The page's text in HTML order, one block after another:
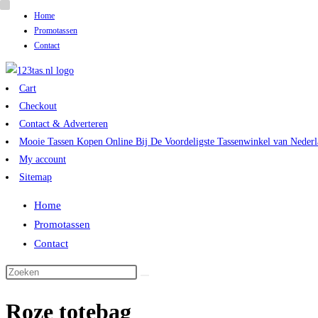
Home
Promotassen
Contact
Cart
Checkout
Contact & Adverteren
Mooie Tassen Kopen Online Bij De Voordeligste Tassenwinkel van
My account
Sitemap
Home
Promotassen
Contact
Zoek
deze
Roze totebag